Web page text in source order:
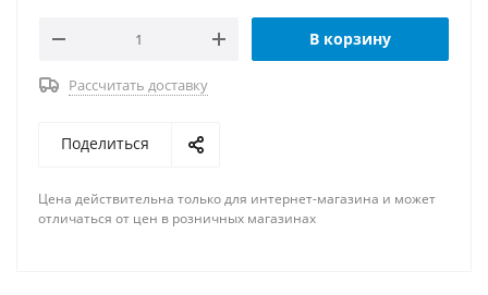
В корзину
Рассчитать доставку
Поделиться
Цена действительна только для интернет-магазина и может
отличаться от цен в розничных магазинах